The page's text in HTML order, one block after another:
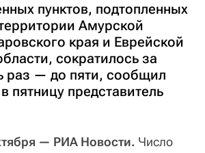
пунктов, подтопленных
Амурской
края и Еврейской
сократилось за
раз — до пяти, сообщил
пятницу представитель
— РИА Новости. Число